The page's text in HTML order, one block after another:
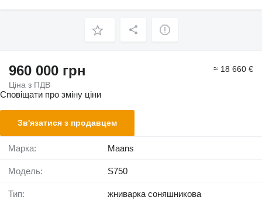
960 000 грн
Ціна з ПДВ
≈ 18 660 €
Сповіщати про зміну ціни
Зв'язатися з продавцем
Марка: Maans
Модель: S750
Тип: жниварка соняшникова